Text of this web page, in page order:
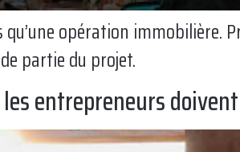
opération immobilière.
partie du projet.
entrepreneurs